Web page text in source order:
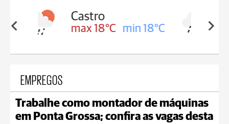
18°C
Carambeí
max 18°C min 17°C
EMPREGOS
Trabalhe como montador de máquinas
em Ponta Grossa; confira as vagas desta